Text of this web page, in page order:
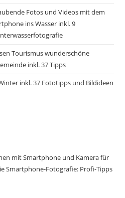
Fotos und Videos mit dem
ins Wasser inkl. 9
Tourismus wunderschöne
inkl. 37 Tipps
inkl. 37 Fototipps und Bildideen
mit Smartphone und Kamera für
Smartphone-Fotografie: Profi-Tipps